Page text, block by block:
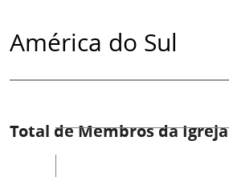
América do Sul
Total de Membros da Igreja